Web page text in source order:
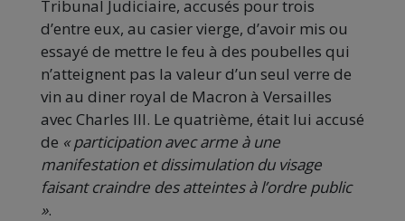
Tribunal Judiciaire, accusés pour trois
d’entre eux, au casier vierge, d’avoir mis ou
essayé de mettre le feu à des poubelles qui
n’atteignent pas la valeur d’un seul verre de
vin au diner royal de Macron à Versailles
avec Charles III. Le quatrième, était lui accusé
de « participation avec arme à une
manifestation et dissimulation du visage
faisant craindre des atteintes à l’ordre public
».